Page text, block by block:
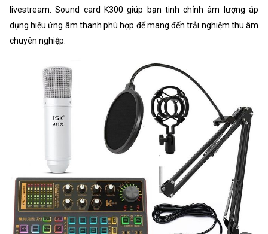
livestream. Sound card K300 giúp bạn tinh chỉnh âm lượng áp
dụng hiệu ứng âm thanh phù hợp để mang đến trải nghiệm thu âm
chuyên nghiệp.